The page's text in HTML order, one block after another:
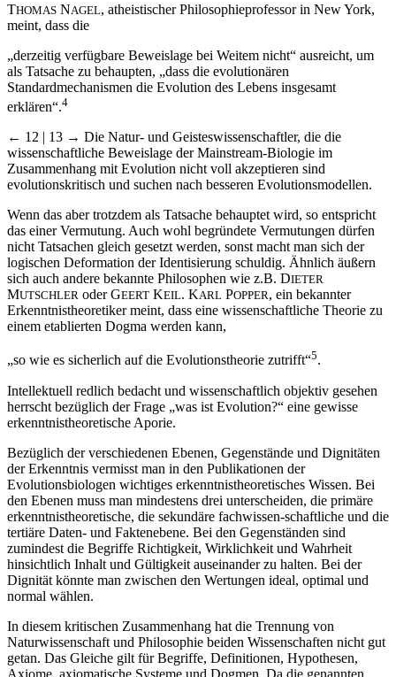
THOMAS NAGEL, atheistischer Philosophieprofessor in New York,
meint, dass die
„derzeitig verfügbare Beweislage bei Weitem nicht“ ausreicht, um
als Tatsache zu behaupten, „dass die evolutionären
Standardmechanismen die Evolution des Lebens insgesamt
erklären“.4
← 12 | 13 → Die Natur- und Geisteswissenschaftler, die die
wissenschaftliche Beweislage der Mainstream-Biologie im
Zusammenhang mit Evolution nicht voll akzeptieren sind
evolutionskritisch und suchen nach besseren Evolutionsmodellen.
Wenn das aber trotzdem als Tatsache behauptet wird, so entspricht
das einer Vermutung. Auch wohl begründete Vermutungen dürfen
nicht Tatsachen gleich gesetzt werden, sonst macht man sich der
logischen Deformation der Identisierung schuldig. Ähnlich äußern
sich auch andere bekannte Philosophen wie z.B. DIETER
MUTSCHLER oder GEERT KEIL. KARL POPPER, ein bekannter
Erkenntnistheoretiker meint, dass eine wissenschaftliche Theorie zu
einem etablierten Dogma werden kann,
„so wie es sicherlich auf die Evolutionstheorie zutrifft“5.
Intellektuell redlich bedacht und wissenschaftlich objektiv gesehen
herrscht bezüglich der Frage „was ist Evolution?“ eine gewisse
erkenntnistheoretische Aporie.
Bezüglich der verschiedenen Ebenen, Gegenstände und Dignitäten
der Erkenntnis vermisst man in den Publikationen der
Evolutionsbiologen wichtiges erkenntnistheoretisches Wissen. Bei
den Ebenen muss man mindestens drei unterscheiden, die primäre
erkenntnistheoretische, die sekundäre fachwissen-schaftliche und die
tertiäre Daten- und Faktenebene. Bei den Gegenständen sind
zumindest die Begriffe Richtigkeit, Wirklichkeit und Wahrheit
hinsichtlich Inhalt und Gültigkeit auseinander zu halten. Bei der
Dignität könnte man zwischen den Wertungen ideal, optimal und
normal wählen.
In diesem kritischen Zusammenhang hat die Trennung von
Naturwissenschaft und Philosophie beiden Wissenschaften nicht gut
getan. Das Gleiche gilt für Begriffe, Definitionen, Hypothesen,
Axiome, axiomatische Systeme und Dogmen. Da die genannten